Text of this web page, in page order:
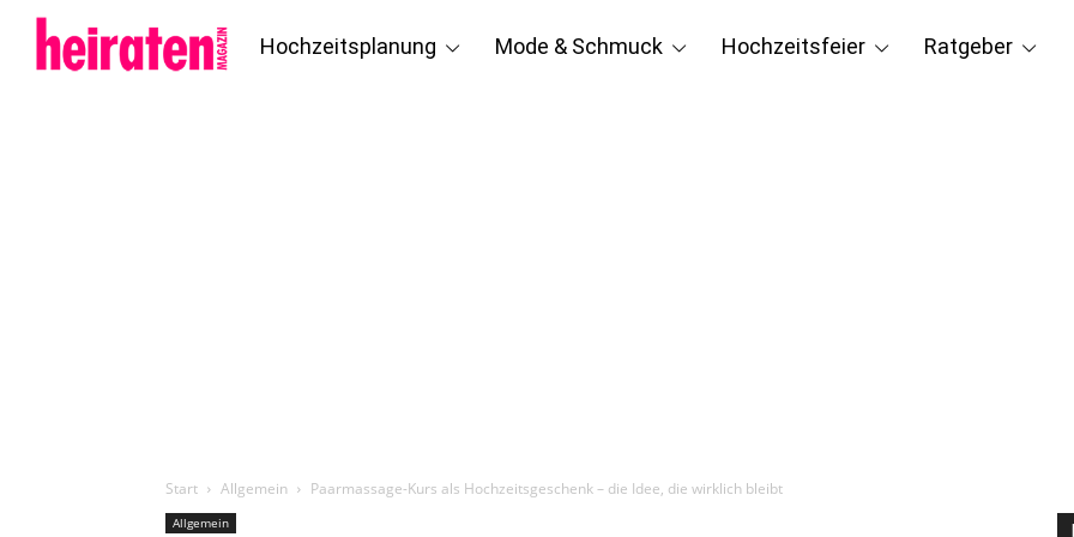
Hochzeitsplanung Mode & Schmuck Hochzeitsfeier Ratgeber
Start Allgemein Paarmassage-Kurs als Hochzeitsgeschenk – die Idee, die wirklich bleibt
Allgemein